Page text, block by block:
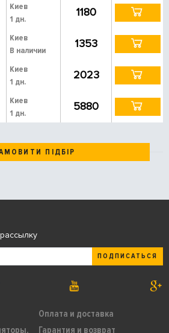
Киев
1 дн.
1180
Киев
В наличии
1353
Киев
1 дн.
2023
Киев
1 дн.
5880
ПІДБІР
Оплата и доставка
Гарантия и возврат
ПОДПИСАТЬСЯ